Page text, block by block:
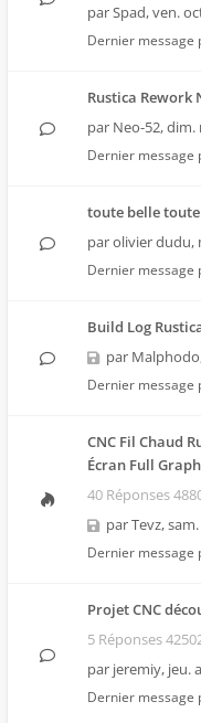
parSpad,ven.
Dernier message
Rustica Rework
par Neo-52,dim.
Dernier message
toute belle
parolivier dudu,
Dernier message
Build Log
par Malphodo
Dernier message
CNC Fil Chaud
Écran Full
40 Réponses
parTevz,
Dernier message
Projet CNC
5 Réponses
par jeremiy, jeu.
Dernier message